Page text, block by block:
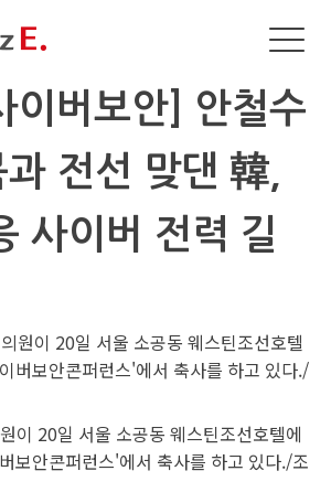
이버보안] 안철수
과 전선 맞댄 韓,
사이버 전력 길
이 20일 서울 소공동 웨스틴조선호텔에
보안콘퍼런스'에서 축사를 하고 있다./조